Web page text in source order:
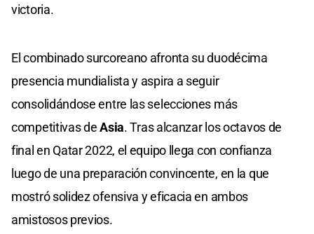
victoria.
El combinado surcoreano afronta su duodécima
presencia mundialista y aspira a seguir
consolidándose entre las selecciones más
competitivas deAsia. Tras alcanzar los octavos de
final en Qatar 2022, el equipo llega con confianza
luego de una preparación convincente, en la que
mostró solidez ofensiva y eficacia en ambos
amistosos previos.